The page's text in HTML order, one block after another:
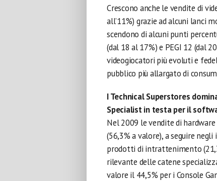
Crescono anche le vendite di
all’11%) grazie ad alcuni lanci
scendono di alcuni punti
(dal 18 al 17%) e PEGI 12 (dal
videogiocatori più evoluti e
pubblico più allargato di
I Technical Superstores
Specialist in testa per il
Nel 2009 le vendite di
(56,3% a valore), a seguire
prodotti di intrattenimento
rilevante delle catene
valore il 44,5% per i Console